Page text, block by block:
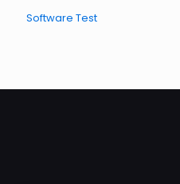
Software Test